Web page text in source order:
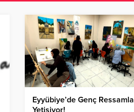
Eyyübiye’de Genç